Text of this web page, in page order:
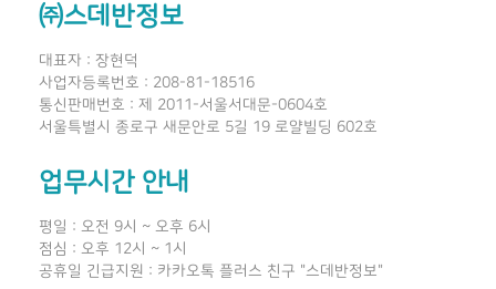
㈜스데반정보
대표자 : 장현덕
사업자등록번호 : 208-81-18516
통신판매번호 : 제 2011-서울서대문-0604호
서울특별시 종로구 새문안로 5길 19 로얄빌딩 602호
업무시간 안내
평일 : 오전 9시 ~ 오후 6시
점심 : 오후 12시 ~ 1시
공휴일 긴급지원 : 카카오톡 플러스 친구 "스데반정보"